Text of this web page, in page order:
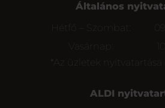
Általános
Hétfő – Szombat:
Vasárnap:
*Az üzletek nyitvatartása
ALDI